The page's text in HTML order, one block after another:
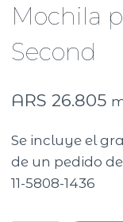
Mochila
Second
ARS 26.805
Se incluye el
de un pedido
11-5808-1436